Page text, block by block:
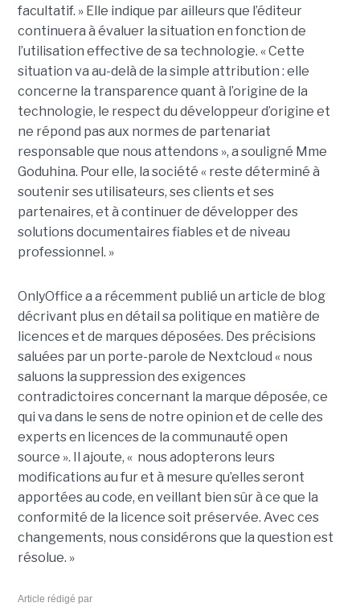
facultatif. » Elle indique par ailleurs que l’éditeur
continuera à évaluer la situation en fonction de
l’utilisation effective de sa technologie. « Cette
situation va au-delà de la simple attribution : elle
concerne la transparence quant à l’origine de la
technologie, le respect du développeur d’origine et
ne répond pas aux normes de partenariat
responsable que nous attendons », a souligné Mme
Goduhina. Pour elle, la société « reste déterminé à
soutenir ses utilisateurs, ses clients et ses
partenaires, et à continuer de développer des
solutions documentaires fiables et de niveau
professionnel. »
OnlyOffice a a récemment publié un article de blog
décrivant plus en détail sa politique en matière de
licences et de marques déposées. Des précisions
saluées par un porte-parole de Nextcloud « nous
saluons la suppression des exigences
contradictoires concernant la marque déposée, ce
qui va dans le sens de notre opinion et de celle des
experts en licences de la communauté open
source ». Il ajoute, « nous adopterons leurs
modifications au fur et à mesure qu’elles seront
apportées au code, en veillant bien sûr à ce que la
conformité de la licence soit préservée. Avec ces
changements, nous considérons que la question est
résolue. »
Article rédigé par